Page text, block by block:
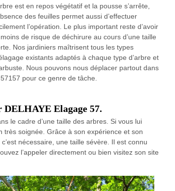
est en repos végétatif et la pousse s’arrête,
des feuilles permet aussi d’effectuer
l’opération. Le plus important reste d’avoir
de risque de déchirure au cours d’une taille
Nos jardiniers maîtrisent tous les types
existants adaptés à chaque type d’arbre et
Nous pouvons nous déplacer partout dans
pour ce genre de tâche.
Elagage 57.
le cadre d’une taille des arbres. Si vous lui
très soignée. Grâce à son expérience et son
nécessaire, une taille sévère. Il est connu
l’appeler directement ou bien visitez son site